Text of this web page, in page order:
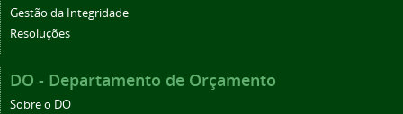
Gestão da Integridade
Resoluções
DO - Departamento de Orçamento
Sobre o DO